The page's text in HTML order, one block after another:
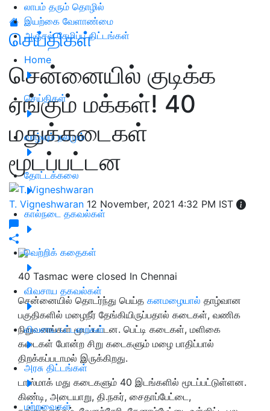
லாபம் தரும் தொழில்
இயற்கை வேளாண்மை
அஞ்சல் சேமிப்பு திட்டங்கள்
Home
செய்திகள்
வாழ்வும் நலமும்
தோட்டக்கலை
கால்நடை தகவல்கள்
வெற்றிக் கதைகள்
விவசாய தகவல்கள்
விவசாய பட்டறைகள்
அரசு திட்டங்கள்
மற்றவைகள்
செய்திகள்
சென்னையில் குடிக்க
ஏங்கும் மக்கள்! 40
மதுக்கடைகள்
மூடப்பட்டன
T. Vigneshwaran 12 November, 2021 4:32 PM IST
40 Tasmac were closed In Chennai
சென்னையில் தொடர்ந்து பெய்த கனமழையால் தாழ்வான
பகுதிகளில் மழைநீர் தேங்கியிருப்பதால் கடைகள், வணிக
நிறுவனங்கள் மூடப்பட்டன. பெட்டி கடைகள், மளிகை
கடைகள் போன்ற சிறு கடைகளும் மழை பாதிப்பால்
திறக்கப்படாமல் இருக்கிறது.
டாஸ்மாக் மது கடைகளும் 40 இடங்களில் மூடப்பட்டுள்ளன.
கிண்டி, அடையாறு, தி.நகர், சைதாப்பேட்டை,